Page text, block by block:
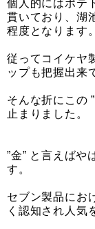
個人的にはポテ
貫いており、湖
程度となります。
従ってコイケヤ
ップも把握出来
そんな折にこの
止まりました。
”金” と言えばや
す。
セブン製品にお
く認知され人気